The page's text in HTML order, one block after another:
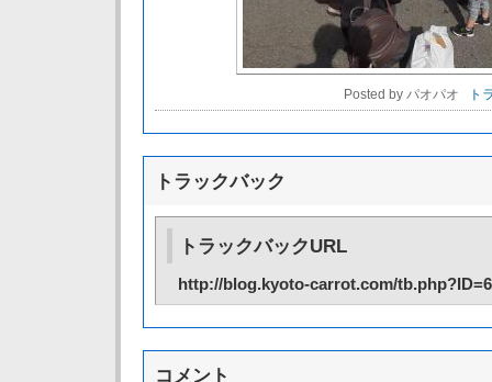
Posted by パオパオ ト
トラックバック
トラックバックURL
http://blog.kyoto-carrot.com/
コメント